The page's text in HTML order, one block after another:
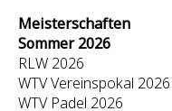
Meisterschaften
Sommer 2026
RLW 2026
WTV Vereinspokal 2026
WTV Padel 2026